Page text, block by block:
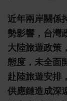
近年兩岸關係
勢影響，台灣
大陸旅遊政策
態度，未全面
赴陸旅遊安排
供應鏈造成深